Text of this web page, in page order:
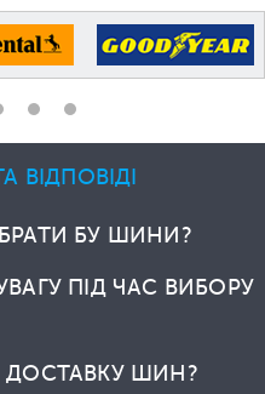
ВІДПОВІДІ
БУ ШИНИ?
ПІД ЧАС ВИБОРУ
ДОСТАВКУ ШИН?